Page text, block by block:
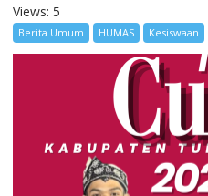
Views: 5
Berita Umum HUMAS Kesiswaan